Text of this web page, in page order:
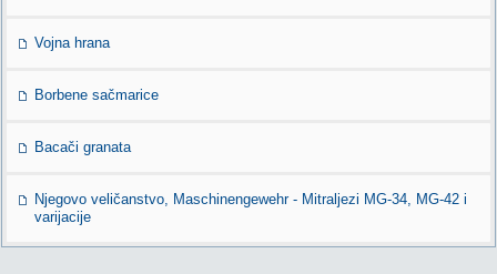
Vojna hrana
Borbene sačmarice
Bacači granata
Njegovo veličanstvo, Maschinengewehr - Mitraljezi MG-34, MG-42 i
varijacije